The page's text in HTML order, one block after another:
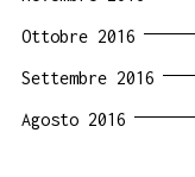
Ottobre 2016
Settembre 2016
Agosto 2016